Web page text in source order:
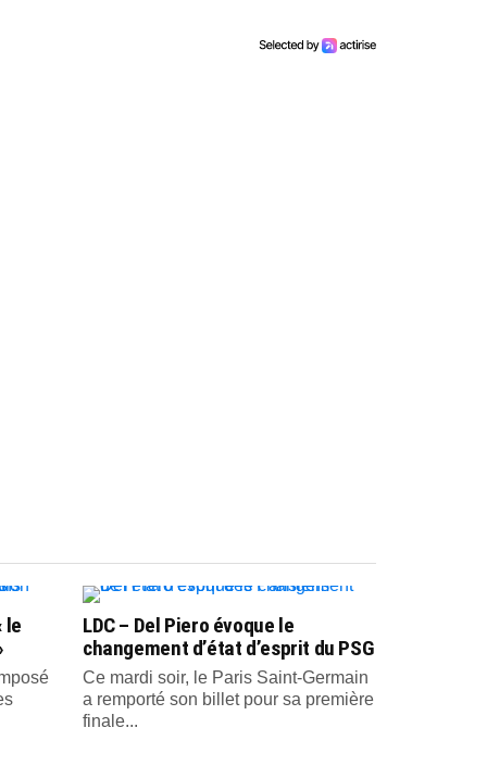
le
LDC – Del Piero évoque le
changement d’état d’esprit du PSG
Ce mardi soir, le Paris Saint-Germain
a remporté son billet pour sa première
finale...